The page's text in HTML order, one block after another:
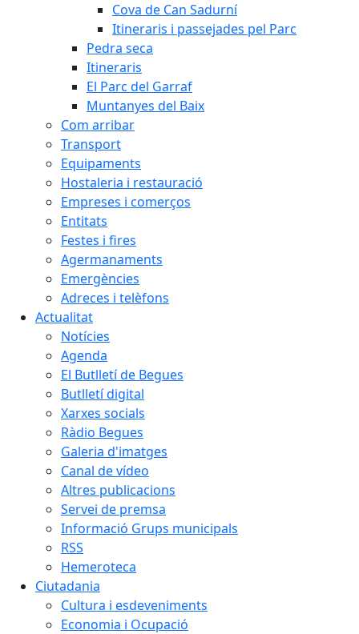
Cova de Can Sadurní
Itineraris i passejades pel Parc
Pedra seca
Itineraris
El Parc del Garraf
Muntanyes del Baix
Com arribar
Transport
Equipaments
Hostaleria i restauració
Empreses i comerços
Entitats
Festes i fires
Agermanaments
Emergències
Adreces i telèfons
Actualitat
Notícies
Agenda
El Butlletí de Begues
Butlletí digital
Xarxes socials
Ràdio Begues
Galeria d'imatges
Canal de vídeo
Altres publicacions
Servei de premsa
Informació Grups municipals
RSS
Hemeroteca
Ciutadania
Cultura i esdeveniments
Economia i Ocupació